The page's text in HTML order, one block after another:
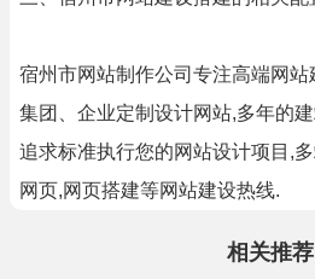
宿州市网站制作公司专注高端网站
集团、企业定制设计网站,多年的
追求标准执行您的网站设计项目,
网页,网页搭建等网站建设热线.
相关推荐